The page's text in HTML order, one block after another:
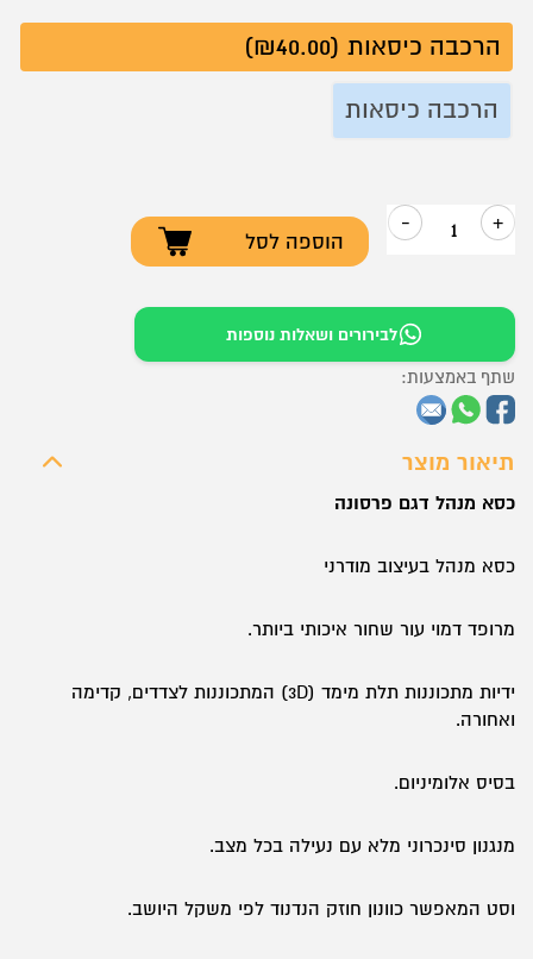
הרכבה כיסאות (₪40.00)
הרכבה כיסאות
+
כמות
מנהל
דגם
פרסונה
-
הוספה לסל
לבירורים ושאלות נוספות
תיאור מוצר
כסא מנהל דגם פרסונה
כסא מנהל בעיצוב מודרני
מרופד דמוי עור שחור איכותי ביותר.
ידיות מתכוננות תלת מימד (3D) המתכוננות לצדדים, קדימה
ואחורה.
בסיס אלומיניום.
מנגנון סינכרוני מלא עם נעילה בכל מצב.
וסט המאפשר כוונון חוזק הנדנוד לפי משקל היושב.
שתף באמצעות: